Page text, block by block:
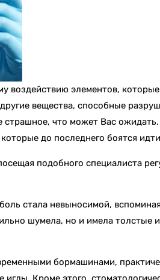
воздействию элементов,
вещества, способные
страшное, что может Вас
до последнего боятся
подобного специалиста
стала невыносимой,
шумела, но и имела толстые
бормашинами,